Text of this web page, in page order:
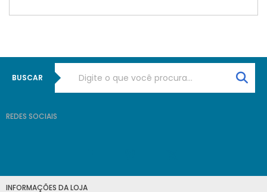
BUSCAR
REDES SOCIAIS
INFORMAÇÕES DA LOJA